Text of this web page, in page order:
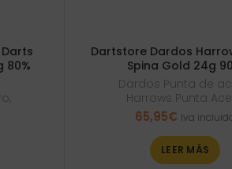
80%
,
Dartstore Dardos
Spina Gold 24g
Dardos Punta de
Harrows Punta
65,95€ Iva
LEER MÁS